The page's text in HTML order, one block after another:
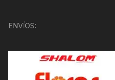
ENVÍOS: